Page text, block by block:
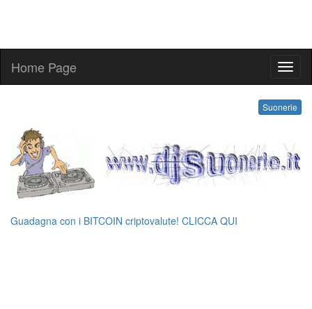
Home Page
Suonerie
Guadagna con i BITCOIN criptovalute! CLICCA QUI